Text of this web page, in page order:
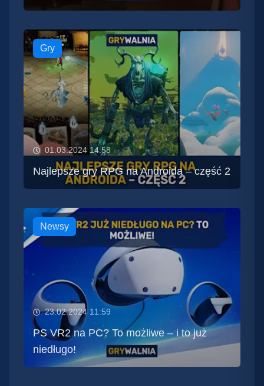
Gry
01.03.2024 14:58
Najlepsze gry RPG na Androida – część 2
Newsy
23.02.2024 11:59
PS VR2 na PC? To możliwe – i to już
niedługo!